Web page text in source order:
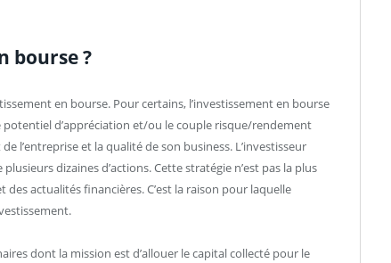
bourse ?
en bourse. Pour certains, l’investissement en bourse
potentiel d’appréciation et/ou le couple risque/rendement
l’entreprise et la qualité de son business. L’investisseur
dizaines d’actions. Cette stratégie n’est pas la plus
actualités financières. C’est la raison pour laquelle
dont la mission est d’allouer le capital collecté pour le